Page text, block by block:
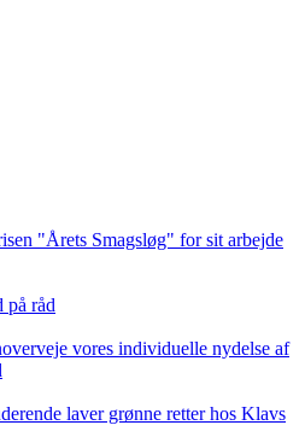
"Årets Smagsløg" for sit arbejde
på råd
vores individuelle nydelse af
laver grønne retter hos Klavs